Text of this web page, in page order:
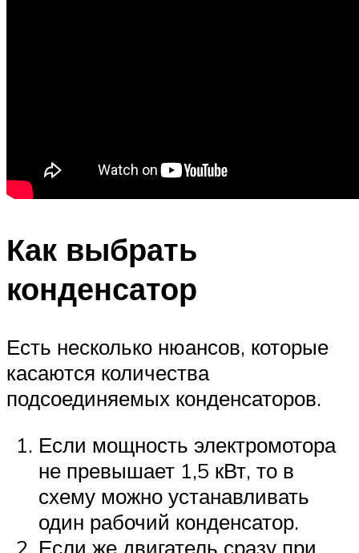
Как выбрать
конденсатор
Есть несколько нюансов, которые
касаются количества
подсоединяемых конденсаторов.
Если мощность электромотора
не превышает 1,5 кВт, то в
схему можно устанавливать
один рабочий конденсатор.
Если же двигатель сразу при